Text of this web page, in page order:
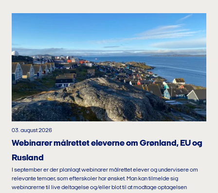
03. august 2026
Webinarer målrettet eleverne om Grønland, EU og
Rusland
I september er der planlagt webinarer målrettet elever og undervisere om
relevante temaer, som efterskoler har ønsket. Man kan tilmelde sig
webinarerne til live deltagelse og/eller blot til at modtage optagelsen